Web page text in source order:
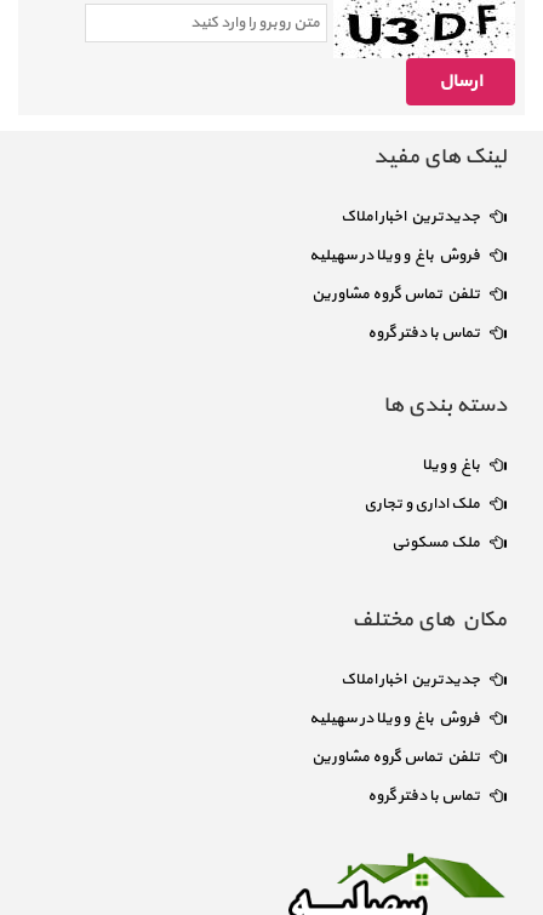
لینک های مفید
جدیدترین اخبار املاک
فروش باغ و ویلا در سهیلیه
تلفن تماس گروه مشاورین
تماس با دفتر گروه
دسته بندی ها
باغ و ویلا
ملک اداری و تجاری
ملک مسکونی
مکان های مختلف
جدیدترین اخبار املاک
فروش باغ و ویلا در سهیلیه
تلفن تماس گروه مشاورین
تماس با دفتر گروه